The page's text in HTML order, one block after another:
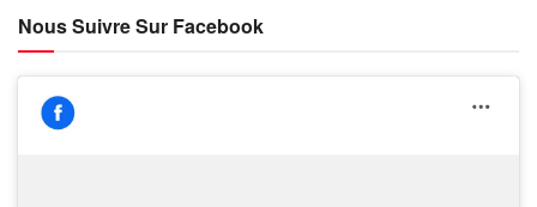
Nous Suivre Sur Facebook